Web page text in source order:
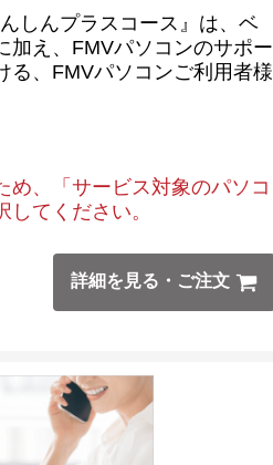
しんプラスコース』は、ベ
加え、FMVパソコンのサポー
る、FMVパソコンご利用者様
め、「サービス対象のパソコ
てください。
詳細を見る・ご注文